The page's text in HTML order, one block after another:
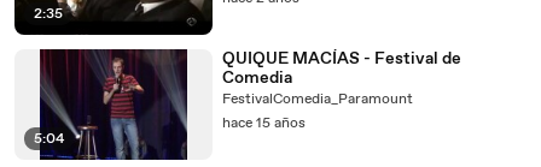
2:35
5:04
QUIQUE MACÍAS - Festival de
Comedia
FestivalComedia_Paramount
hace 15 años